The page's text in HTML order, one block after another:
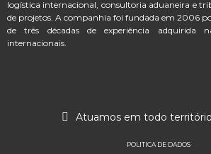
logística internacional, consultoria aduaneira e
de projetos. A companhia foi fundada em 2006
de três décadas de experiência adquirida
internacionais.
Atuamos em todo
POLITICA DE DADOS